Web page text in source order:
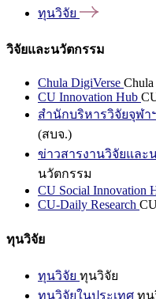
ทุนวิจัย
วิจัยและนวัตกรรม
Chula DigiVerse
CU Innovation Hub
สำนักบริหารวิจัยจุฬา
(สบจ.)
ข่าวสารงานวิจัยและ
นวัตกรรม
CU Social Innovation
CU-Daily Research
ทุนวิจัย
ทุนวิจัย ทุนวิจัย
ทุนวิจัยในประเทศ ทุน